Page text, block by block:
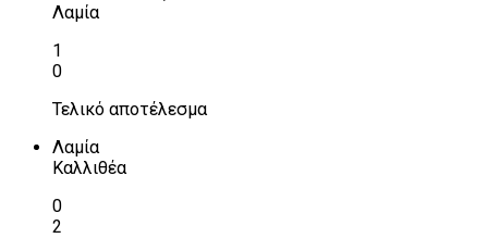
Λαμία
1
0
Τελικό αποτέλεσμα
Λαμία
Καλλιθέα
0
2